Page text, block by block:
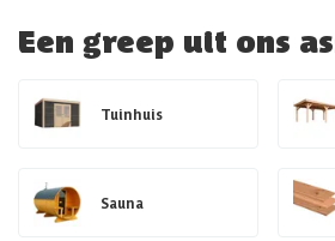
Een greep uit ons
Tuinhuis
Sauna